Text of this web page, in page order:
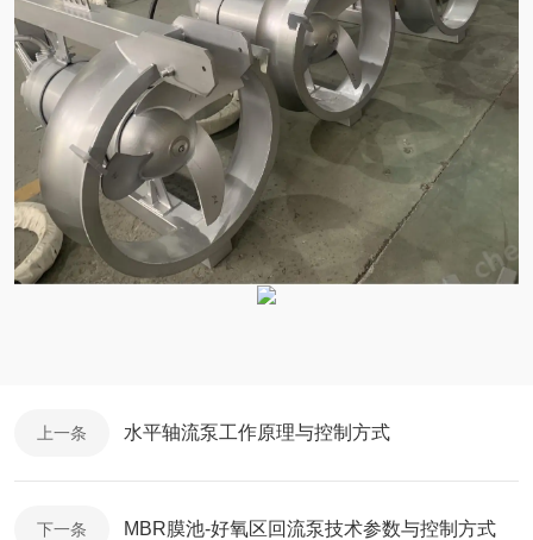
上一条 水平轴流泵工作原理与控制方式
下一条 MBR膜池-好氧区回流泵技术参数与控制方式